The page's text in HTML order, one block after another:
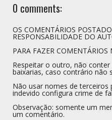
0 comments:
OS COMENTÁRIOS
RESPONSABILIDADE DO
PARA FAZER COMENTÁRIOS
Respeitar o outro, não
baixarias, caso contrário não
Não usar nomes de
indevido configura crime de
Observação: somente um
um comentário.